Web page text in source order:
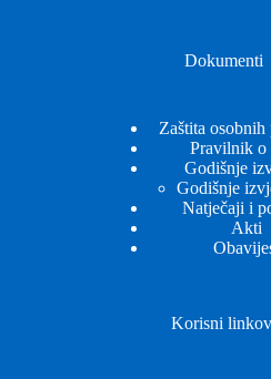
Dokumenti
Zaštita osobnih
Pravilnik o
Godišnje
Godišnje
Natječaji i
Akti
Korisni